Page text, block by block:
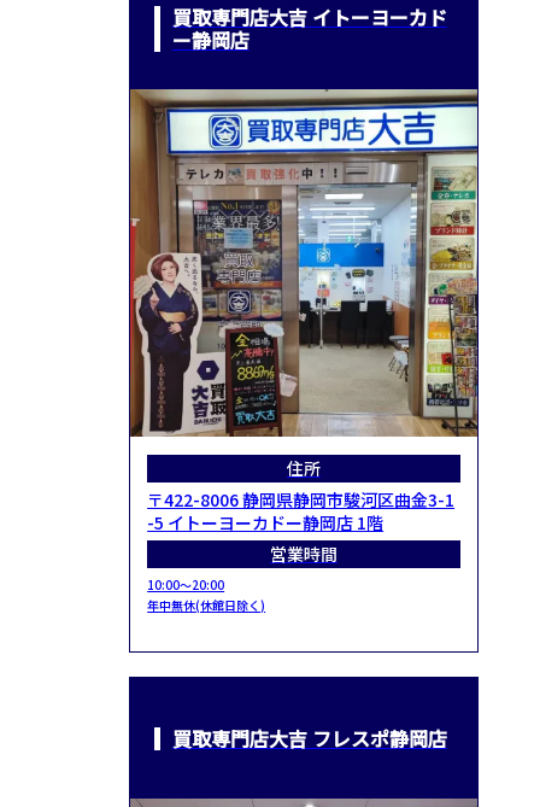
買取専門店大吉 イトーヨーカド
ー静岡店
住所
〒422-8006 静岡県静岡市駿河区曲金3-1
-5 イトーヨーカドー静岡店 1階
営業時間
10:00～20:00
年中無休(休館日除く)
買取専門店大吉 フレスポ静岡店